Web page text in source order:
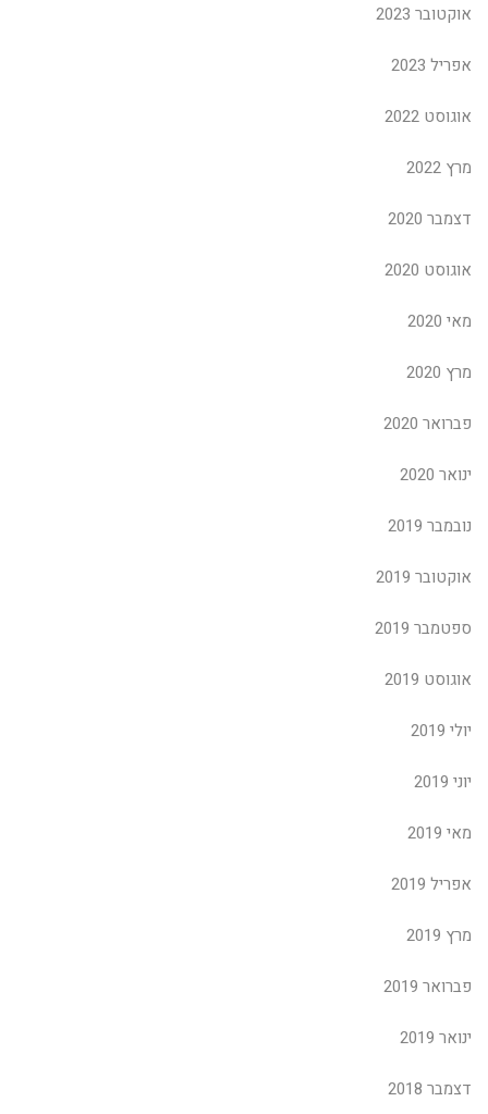
אוקטובר 2023
אפריל 2023
אוגוסט 2022
מרץ 2022
דצמבר 2020
אוגוסט 2020
מאי 2020
מרץ 2020
פברואר 2020
ינואר 2020
נובמבר 2019
אוקטובר 2019
ספטמבר 2019
אוגוסט 2019
יולי 2019
יוני 2019
מאי 2019
אפריל 2019
מרץ 2019
פברואר 2019
ינואר 2019
דצמבר 2018